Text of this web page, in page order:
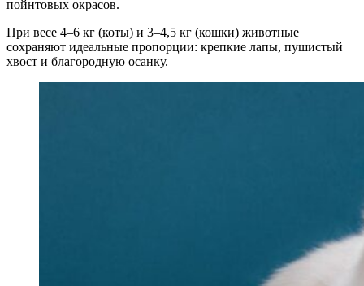
пойнтовых окрасов.
При весе 4–6 кг (коты) и 3–4,5 кг (кошки) животные
сохраняют идеальные пропорции: крепкие лапы, пушистый
хвост и благородную осанку.